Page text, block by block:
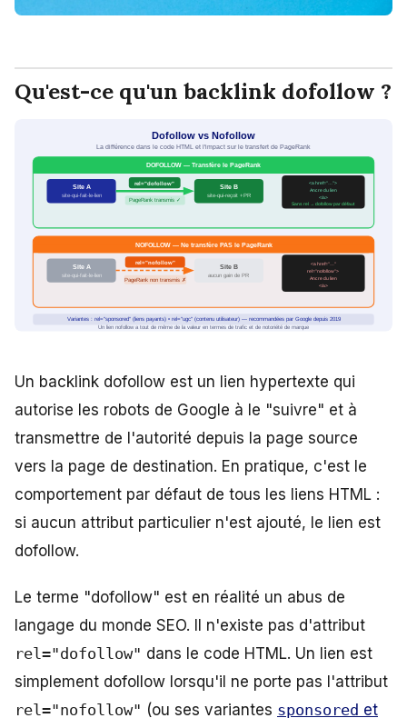
Qu'est-ce qu'un backlink dofollow ?
Un backlink dofollow est un lien hypertexte qui
autorise les robots de Google à le "suivre" et à
transmettre de l'autorité depuis la page source
vers la page de destination. En pratique, c'est le
comportement par défaut de tous les liens HTML :
si aucun attribut particulier n'est ajouté, le lien est
dofollow.
Le terme "dofollow" est en réalité un abus de
langage du monde SEO. Il n'existe pas d'attribut
rel="dofollow" dans le code HTML. Un lien est
simplement dofollow lorsqu'il ne porte pas l'attribut
rel="nofollow" (ou ses variantes sponsored et